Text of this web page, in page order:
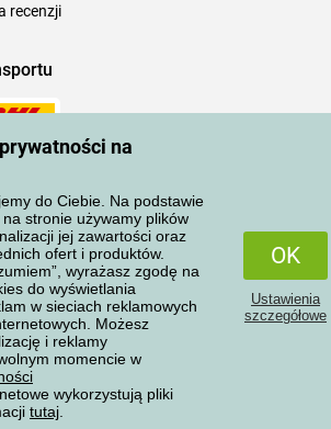
na
do Ciebie. Na podstawie
stronie używamy plików
jej zawartości oraz
ofert i produktów.
wyrażasz zgodę na
do wyświetlania
w sieciach reklamowych
Możesz
i reklamy
momencie w
wykorzystują pliki
tutaj
OK
Ustawienia
szczegółowe
recenzji
Ochrona danych osobowych
zastrzeżone © 2004-2026 4home, a.s.